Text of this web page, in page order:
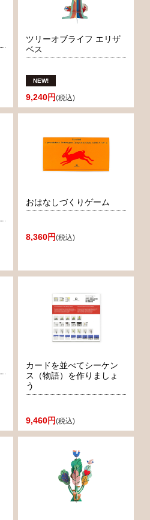
ツリーオブライフ エリザ
ベス
9,240円(税込)
おはなしづくりゲーム
8,360円(税込)
カードを並べてシーケン
ス（物語）を作りましょ
う
9,460円(税込)